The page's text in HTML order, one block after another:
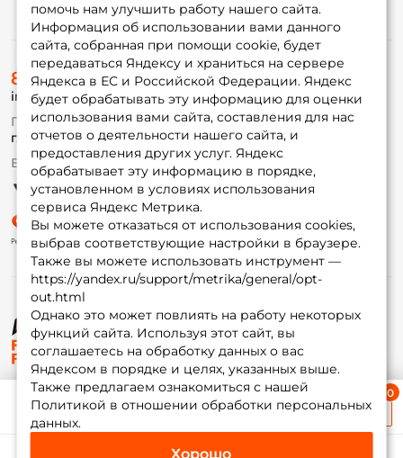
Ближайшая доставка
≈ 1 дн.
помочь нам улучшить работу нашего сайта.
Информация об использовании вами данного
сайта, собранная при помощи cookie, будет
передаваться Яндексу и храниться на сервере
Яндекса в ЕС и Российской Федерации. Яндекс
будет обрабатывать эту информацию для оценки
использования вами сайта, составления для нас
отчетов о деятельности нашего сайта, и
предоставления других услуг. Яндекс
обрабатывает эту информацию в порядке,
установленном в условиях использования
сервиса Яндекс Метрика.
Вы можете отказаться от использования cookies,
выбрав соответствующие настройки в браузере.
Также вы можете использовать инструмент —
https://yandex.ru/support/metrika/general/opt-
out.html
Однако это может повлиять на работу некоторых
функций сайта. Используя этот сайт, вы
соглашаетесь на обработку данных о вас
Яндексом в порядке и целях, указанных выше.
Также предлагаем ознакомиться с нашей
Политикой в отношении обработки персональных
данных.
Хорошо
© ФоксФишинг, 2009-2026
Информация
О магазине
Доставка
Оплата
Fox-bonus
Гуру
Партнерская программа
8 (495) 532-77-88
info@foxfishing.ru
По вопросам с заказом
г. Москва, ул. Плеханова д.7
Ежедневно 10:00 до 20:00